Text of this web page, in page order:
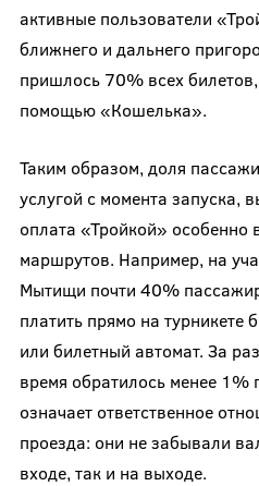
активные пользователи
ближнего и дальнего
пришлось 70% всех
помощью «Кошелька».
Таким образом, доля
услугой с момента запуска,
оплата «Тройкой» особенно
маршрутов. Например, на
Мытищи почти 40%
платить прямо на турникете
или билетный автомат. За
время обратилось менее 1%
означает ответственное
проезда: они не забывали
входе, так и на выходе.